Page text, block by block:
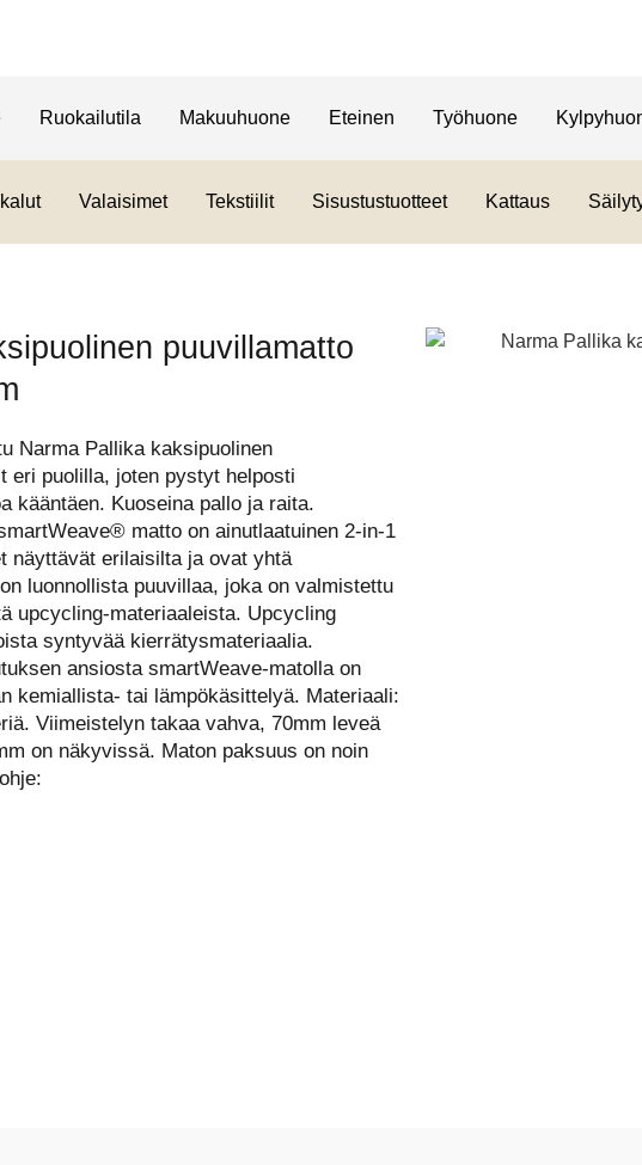
Ruokailutila Makuuhuone Eteinen Työhuone
Valaisimet Tekstiilit Sisustustuotteet Kattaus
puuvillamatto
Narma Pallika kaksipuolinen
eri puolilla, joten pystyt helposti
kääntäen. Kuoseina pallo ja raita.
matto on ainutlaatuinen 2-in-1
näyttävät erilaisilta ja ovat yhtä
luonnollista puuvillaa, joka on valmistettu
upcycling-materiaaleista. Upcycling
syntyvää kierrätysmateriaalia.
ansiosta smartWeave-matolla on
kemiallista- tai lämpökäsittelyä. Materiaali:
Viimeistelyn takaa vahva, 70mm leveä
on näkyvissä. Maton paksuus on noin